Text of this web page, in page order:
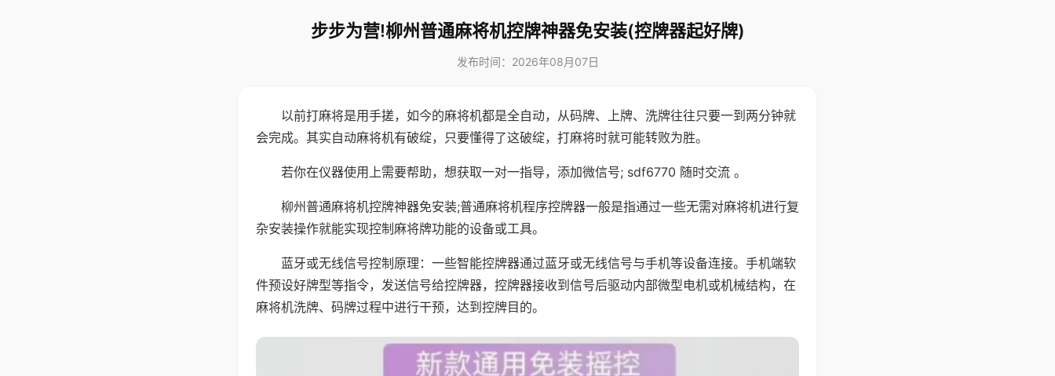
步步为营!柳州普通麻将机控牌神器免安装(控牌器起好牌)
发布时间：2026年08月07日
以前打麻将是用手搓，如今的麻将机都是全自动，从码牌、上牌、洗牌往往只要一到两分钟就
会完成。其实自动麻将机有破绽，只要懂得了这破绽，打麻将时就可能转败为胜。
若你在仪器使用上需要帮助，想获取一对一指导，添加微信号; sdf6770 随时交流 。
柳州普通麻将机控牌神器免安装;普通麻将机程序控牌器一般是指通过一些无需对麻将机进行复
杂安装操作就能实现控制麻将牌功能的设备或工具。
蓝牙或无线信号控制原理：一些智能控牌器通过蓝牙或无线信号与手机等设备连接。手机端软
件预设好牌型等指令，发送信号给控牌器，控牌器接收到信号后驱动内部微型电机或机械结构，在
麻将机洗牌、码牌过程中进行干预，达到控牌目的。